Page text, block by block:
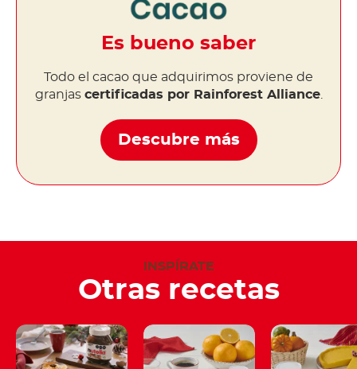
Es bueno saber
Todo el cacao que adquirimos proviene de
granjas certificadas por Rainforest Alliance.
Descubre más
INSPÍRATE
Otras recetas